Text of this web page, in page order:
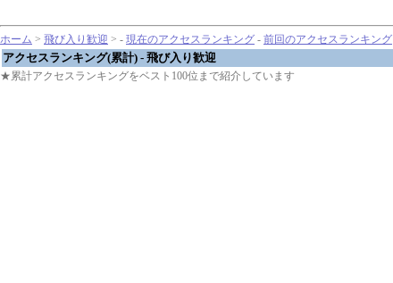
ホーム > 飛び入り歓迎 > - 現在のアクセスランキング - 前回のアクセスランキング
アクセスランキング(累計) - 飛び入り歓迎
★累計アクセスランキングをベスト100位まで紹介しています